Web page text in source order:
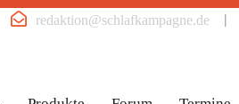
|
redaktion@schlafkampagne.de